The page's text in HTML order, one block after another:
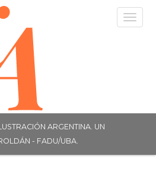
ARGENTINA. UN
- FADU/UBA.